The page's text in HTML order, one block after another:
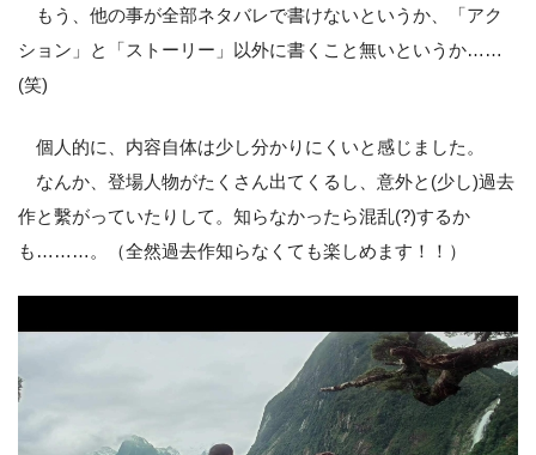
もう、他の事が全部ネタバレで書けないというか、「アク
ション」と「ストーリー」以外に書くこと無いというか……
(笑)
個人的に、内容自体は少し分かりにくいと感じました。
なんか、登場人物がたくさん出てくるし、意外と(少し)過去
作と繫がっていたりして。知らなかったら混乱(?)するか
も………。（全然過去作知らなくても楽しめます！！）